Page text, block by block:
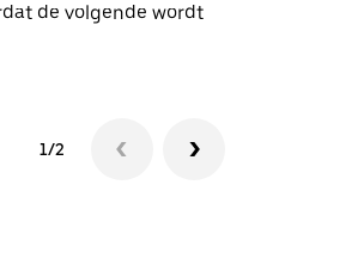
de volgende wordt
1/2